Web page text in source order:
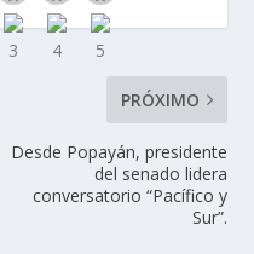
PRÓXIMO
Desde Popayán, presidente
del senado lidera
conversatorio “Pacífico y
Sur”.